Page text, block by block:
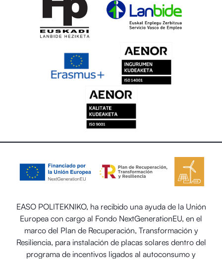
EASO POLITEKNIKO, ha recibido una ayuda de la Unión
Europea con cargo al Fondo NextGenerationEU, en el
marco del Plan de Recuperación, Transformación y
Resiliencia, para instalación de placas solares dentro del
programa de incentivos ligados al autoconsumo y